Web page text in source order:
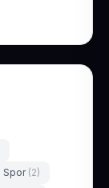
Spor (2)